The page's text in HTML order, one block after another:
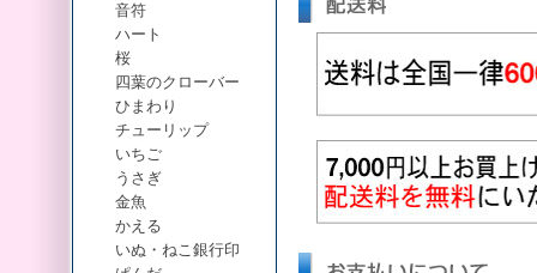
音符
ハート
桜
四葉のクローバー
ひまわり
チューリップ
いちご
うさぎ
金魚
かえる
いぬ・ねこ銀行印